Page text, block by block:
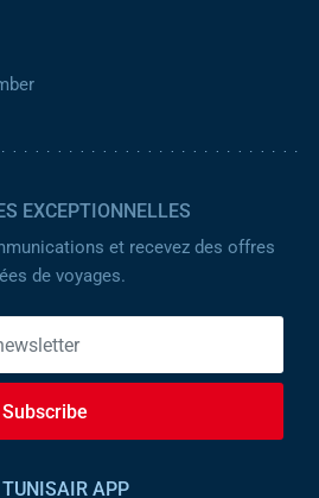
EXCEPTIONNELLES
et recevez des offres
de voyages.
Subscribe
TUNISAIR APP